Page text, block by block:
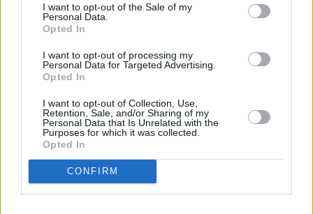
I want to opt-out of the Sale of my
Personal Data.
Opted In
I want to opt-out of processing my
Personal Data for Targeted Advertising.
Opted In
I want to opt-out of Collection, Use,
Retention, Sale, and/or Sharing of my
Personal Data that Is Unrelated with the
Purposes for which it was collected.
Opted In
CONFIRM